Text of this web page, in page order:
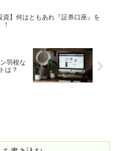
資】何はともあれ『証券口座』を
！
羽根な
は？